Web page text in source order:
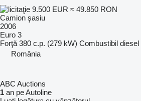
9.500 EUR ≈ 49.850 RON
Camion şasiu
2006
Euro 3
Forţă 380 c.p. (279 kW) Combustibil diesel
România
ABC Auctions
1 an pe Autoline